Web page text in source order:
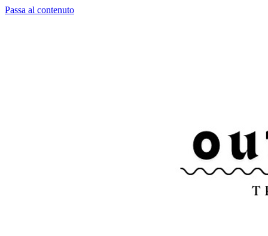
Passa al contenuto